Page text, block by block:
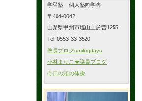
学習塾 個人塾向学舎
〒404-0042
山梨県甲州市塩山上於曽1255
Tel 0553-33-3520
塾長ブログsmilingdays
小林まりこ★議員ブログ
今日の頭の体操